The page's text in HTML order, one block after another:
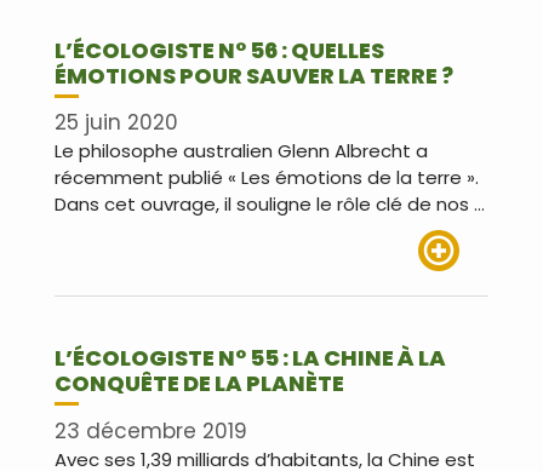
L’ÉCOLOGISTE N° 56 : QUELLES
ÉMOTIONS POUR SAUVER LA TERRE ?
25 juin 2020
Le philosophe australien Glenn Albrecht a
récemment publié « Les émotions de la terre ».
Dans cet ouvrage, il souligne le rôle clé de nos …
L’ÉCOLOGISTE N° 55 : LA CHINE À LA
CONQUÊTE DE LA PLANÈTE
23 décembre 2019
Avec ses 1,39 milliards d’habitants, la Chine est